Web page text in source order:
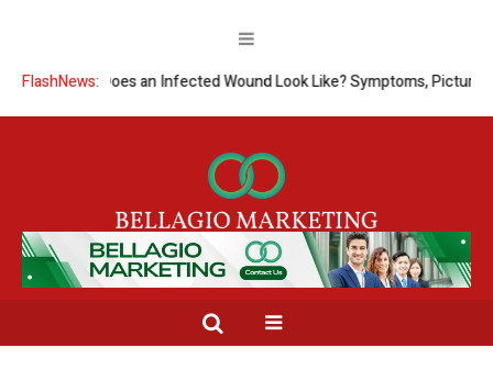
FlashNews:
What Does an Infected Wound Look Like? Symptoms, Pictures